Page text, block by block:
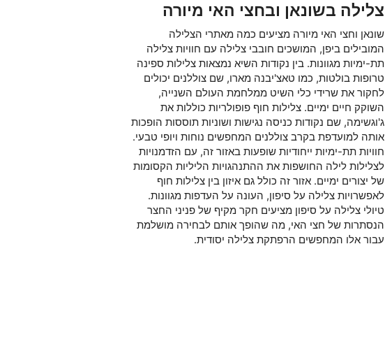
צלילה בשונאן ובחצי האי מיורה
שונאן וחצי האי מיורה מציעים כמה מאתרי הצלילה
המובילים ביפן, המושכים חובבי צלילה עם חוויות צלילה
תת-ימיות מגוונות. בין נקודות השיא נמצאות צלילות ספינה
טרופות בולטות, כמו טאצ'יבנה מארו, שם צוללנים יכולים
לחקור את שרידי כלי השיט ממלחמת העולם השנייה,
השוקק חיים ימיים. צלילות חוף פופולריות כוללות את
ג'וגשימה, שם נקודות כניסה נגישות ושוניות תוססות הופכות
אותה למועדפת בקרב צוללנים המחפשים נוחות ויופי טבעי.
חוויות תת-ימיות ייחודיות שופעות באזור זה, עם הזדמנויות
לצלילות לילה החושפות את ההתנהגויות הליליות הקסומות
של יצורים ימיים. אזור זה כולל גם איזון בין צלילות חוף
לאפשרויות צלילה על סיפון, העונה על העדפות מגוונות.
טיולי צלילה על סיפון מציעים חקר מקיף של פניני החצר
הנסתרות של חצי האי, מה שהופך אותם לבחירה מושלמת
עבור אלו המחפשים הרפתקת צלילה יסודית.